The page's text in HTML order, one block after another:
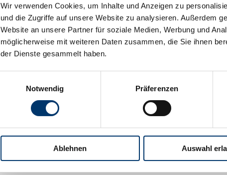
Wir verwenden Cookies, um Inhalte und Anzeigen zu
und die Zugriffe auf unsere Website zu analysieren. Außerdem
Website an unsere Partner für soziale Medien, Werbung und
möglicherweise mit weiteren Daten zusammen, die Sie ihnen
der Dienste gesammelt haben.
Notwendig
Präferenzen
Ablehnen Auswahl